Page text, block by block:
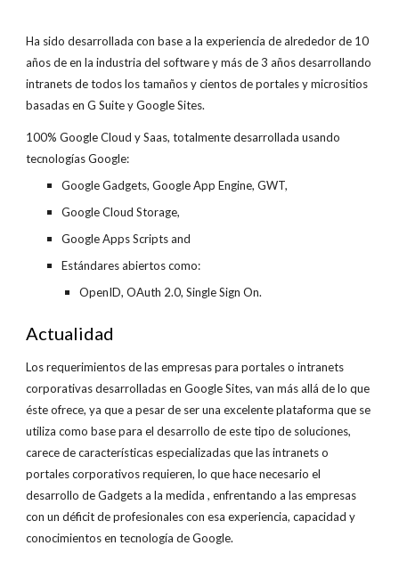
Ha sido desarrollada con base a la experiencia de alrededor de 10
años de en la industria del software y más de 3 años desarrollando
intranets de todos los tamaños y cientos de portales y micrositios
basadas en G Suite y Google Sites.
100% Google Cloud y Saas, totalmente desarrollada usando
tecnologías Google:
Google Gadgets, Google App Engine, GWT,
Google Cloud Storage,
Google Apps Scripts and
Estándares abiertos como:
OpenID, OAuth 2.0, Single Sign On.
Actualidad
Los requerimientos de las empresas para portales o intranets
corporativas desarrolladas en Google Sites, van más allá de lo que
éste ofrece, ya que a pesar de ser una excelente plataforma que se
utiliza como base para el desarrollo de este tipo de soluciones,
carece de características especializadas que las intranets o
portales corporativos requieren, lo que hace necesario el
desarrollo de Gadgets a la medida , enfrentando a las empresas
con un déficit de profesionales con esa experiencia, capacidad y
conocimientos en tecnología de Google.